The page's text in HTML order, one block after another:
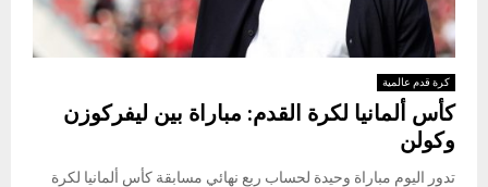
كرة قدم عالمية
كأس ألمانيا لكرة القدم: مباراة بين ليفركوزن
وكولن
تدور اليوم مباراة وحيدة لحساب ربع نهائي مسابقة ​كأس ألمانيا لكرة